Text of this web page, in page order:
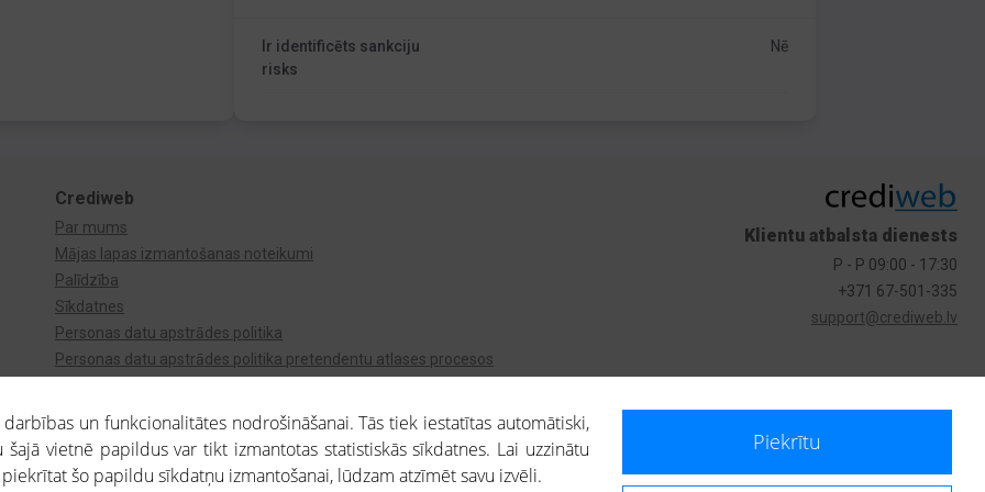
Ir identificēts sankciju
risks
Nē
Crediweb
Par mums
Mājas lapas izmantošanas noteikumi
Palīdzība
Sīkdatnes
Personas datu apstrādes politika
Personas datu apstrādes politika pretendentu atlases procesos
Klientu atbalsta dienests
P - P 09:00 - 17:30
+371 67-501-335
support@crediweb.lv
un funkcionalitātes nodrošināšanai. Tās tiek iestatītas automātiski,
vietnē papildus var tikt izmantotas statistiskās sīkdatnes. Lai uzzinātu
piekrītat šo papildu sīkdatņu izmantošanai, lūdzam atzīmēt savu izvēli.
Piekrītu